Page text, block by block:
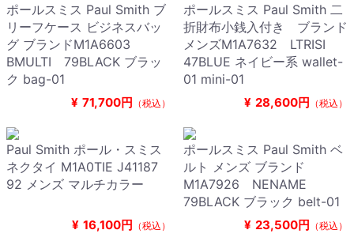
ポールスミス Paul Smith ブ
リーフケース ビジネスバッ
グ ブランドM1A6603
BMULTI 79BLACK ブラッ
ク bag-01
¥ 71,700円 （税込）
ポールスミス Paul Smith 二
折財布小銭入付き ブランド
メンズM1A7632 LTRISI
47BLUE ネイビー系 wallet-
01 mini-01
¥ 28,600円 （税込）
Paul Smith ポール・スミス
ネクタイ M1A0TIE J41187
92 メンズ マルチカラー
¥ 16,100円 （税込）
ポールスミス Paul Smith ベ
ルト メンズ ブランド
M1A7926 NENAME
79BLACK ブラック belt-01
¥ 23,500円 （税込）